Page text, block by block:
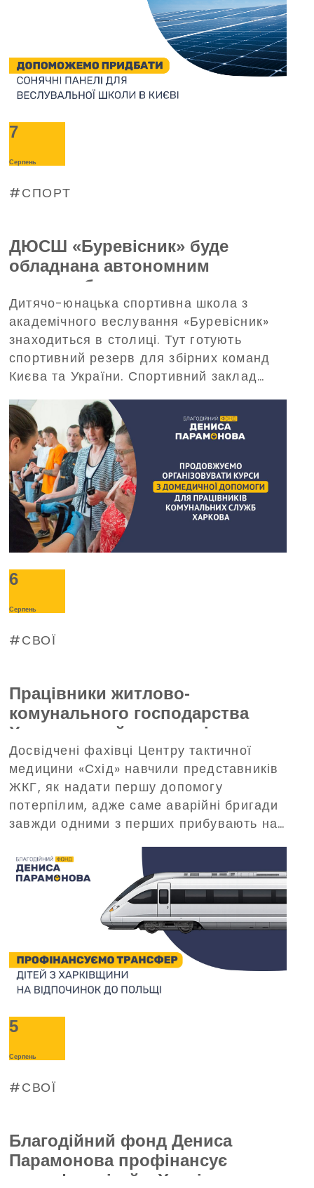
7
Серпень
СПОРТ
ДЮСШ «Буревісник» буде
обладнана автономним
енергозабезпеченням —
допоможе в цьому Благодійний
фонд Дениса Парамонова
Дитячо-юнацька спортивна школа з
академічного веслування «Буревісник»
знаходиться в столиці. Тут готують
спортивний резерв для збірних команд
Києва та України. Спортивний заклад
живлення під час масштабних
відключень електроенергії. З таким
проханням про допомогу до Фонду
звернулося керівництво «Буревісника».
6
Серпень
СВОЇ
Працівники житлово-
комунального господарства
Харкова пройшли тренінг з
домедичної допомоги, що
організований Благодійним
фондом Дениса Парамонова
Досвідчені фахівці Центру тактичної
медицини «Схід» навчили представників
ЖКГ, як надати першу допомогу
потерпілим, адже саме аварійні бригади
завжди одними з перших прибувають на
5
Серпень
СВОЇ
Благодійний фонд Дениса
Парамонова профінансує
трансфер дітей з Харківщини на